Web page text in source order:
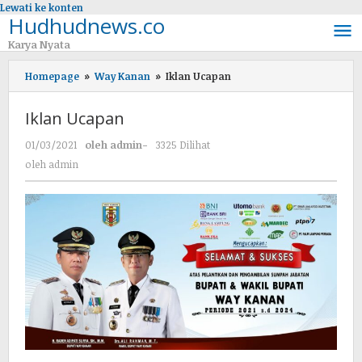
Lewati ke konten
Hudhudnews.co
Karya Nyata
Homepage » Way Kanan » Iklan Ucapan
Iklan Ucapan
01/03/2021 oleh admin-
3325 Dilihat
oleh admin